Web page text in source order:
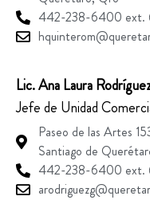
442-238-6400 ext.
Lic. Ana Laura
Jefe de Unidad
Paseo de las Artes
Santiago de
442-238-6400 ext.